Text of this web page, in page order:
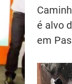
é alvo
em